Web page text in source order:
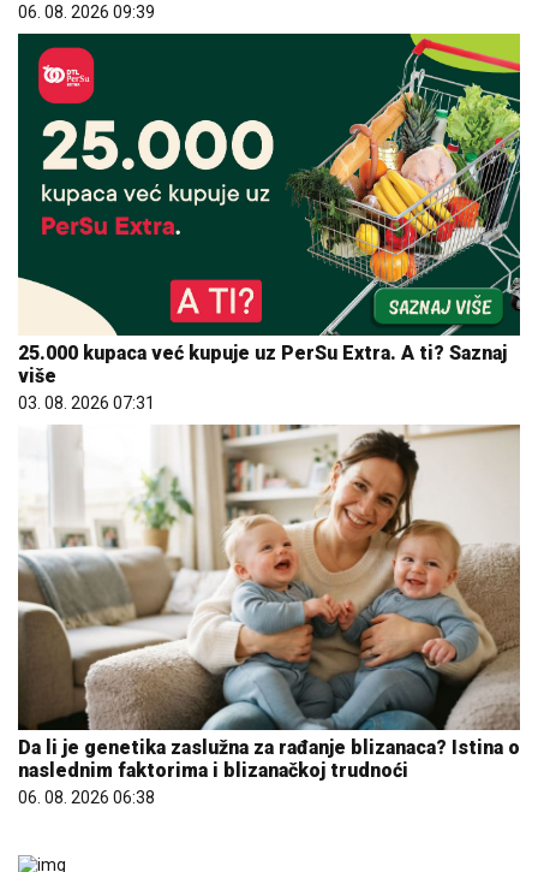
06. 08. 2026 09:39
25.000 kupaca već kupuje uz PerSu Extra. A ti? Saznaj
više
03. 08. 2026 07:31
Da li je genetika zaslužna za rađanje blizanaca? Istina o
naslednim faktorima i blizanačkoj trudnoći
06. 08. 2026 06:38